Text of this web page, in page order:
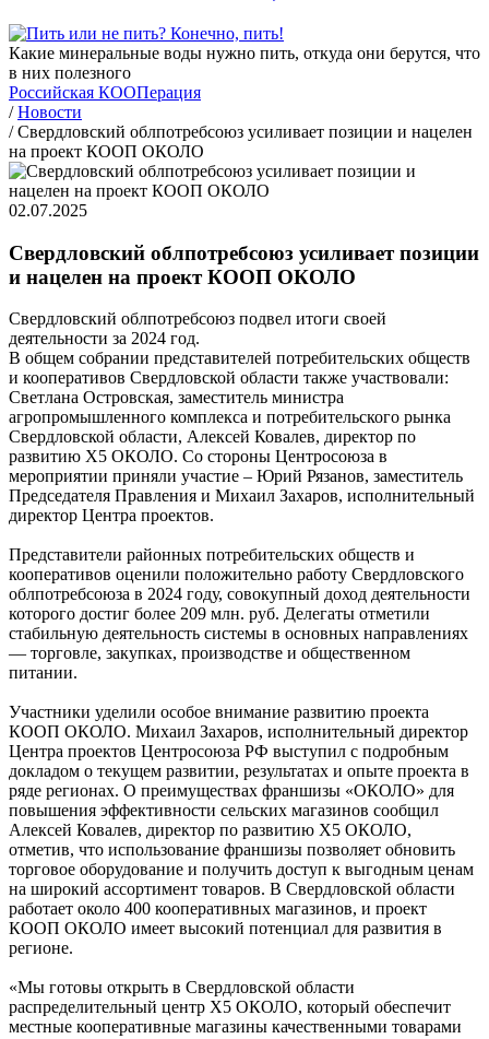
Какие минеральные воды нужно пить, откуда они берутся, что
в них полезного
Российская КООПерация
/ Новости
/ Свердловский облпотребсоюз усиливает позиции и нацелен
на проект КООП ОКОЛО
02.07.2025
Свердловский облпотребсоюз усиливает позиции
и нацелен на проект КООП ОКОЛО
Свердловский облпотребсоюз подвел итоги своей
деятельности за 2024 год.
В общем собрании представителей потребительских обществ
и кооперативов Свердловской области также участвовали:
Светлана Островская, заместитель министра
агропромышленного комплекса и потребительского рынка
Свердловской области, Алексей Ковалев, директор по
развитию Х5 ОКОЛО. Со стороны Центросоюза в
мероприятии приняли участие – Юрий Рязанов, заместитель
Председателя Правления и Михаил Захаров, исполнительный
директор Центра проектов.
Представители районных потребительских обществ и
кооперативов оценили положительно работу Свердловского
облпотребсоюза в 2024 году, совокупный доход деятельности
которого достиг более 209 млн. руб. Делегаты отметили
стабильную деятельность системы в основных направлениях
— торговле, закупках, производстве и общественном
питании.
Участники уделили особое внимание развитию проекта
КООП ОКОЛО. Михаил Захаров, исполнительный директор
Центра проектов Центросоюза РФ выступил с подробным
докладом о текущем развитии, результатах и опыте проекта в
ряде регионах. О преимуществах франшизы «ОКОЛО» для
повышения эффективности сельских магазинов сообщил
Алексей Ковалев, директор по развитию Х5 ОКОЛО,
отметив, что использование франшизы позволяет обновить
торговое оборудование и получить доступ к выгодным ценам
на широкий ассортимент товаров. В Свердловской области
работает около 400 кооперативных магазинов, и проект
КООП ОКОЛО имеет высокий потенциал для развития в
регионе.
«Мы готовы открыть в Свердловской области
распределительный центр Х5 ОКОЛО, который обеспечит
местные кооперативные магазины качественными товарами